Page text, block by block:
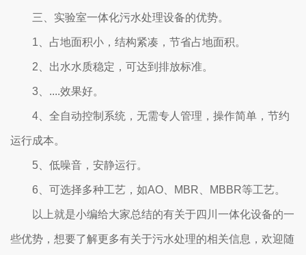
三、实验室一体化污水处理设备的优势。
1、占地面积小，结构紧凑，节省占地面积。
2、出水水质稳定，可达到排放标准。
3、....效果好。
4、全自动控制系统，无需专人管理，操作简单，节约
运行成本。
5、低噪音，安静运行。
6、可选择多种工艺，如AO、MBR、MBBR等工艺。
以上就是小编给大家总结的有关于四川一体化设备的一
些优势，想要了解更多有关于污水处理的相关信息，欢迎随